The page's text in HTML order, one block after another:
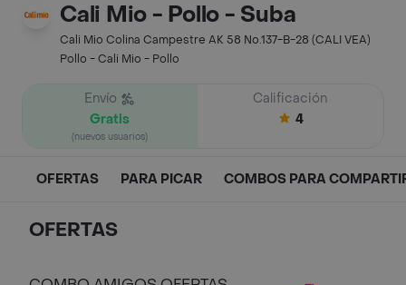
Cali Mio - Pollo - Suba
Cali Mio Colina Campestre AK 58 No.137-B-28 (CALI VEA)
Pollo - Cali Mio - Pollo
Envío
Gratis
(nuevos usuarios)
Calificación
4
OFERTAS PARA PICAR COMBOS PARA
OFERTAS